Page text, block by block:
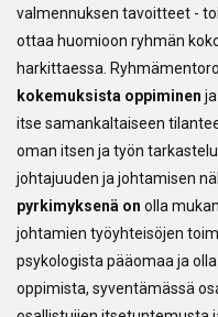
valmennuksen tavoitteet -
ottaa huomioon ryhmän
harkittaessa.
kokemuksista oppiminen
itse samankaltaiseen
oman itsen ja työn
johtajuuden ja johtamisen
pyrkimyksenä on olla
johtamien työyhteisöjen
psykologista pääomaa ja
oppimista, syventämässä